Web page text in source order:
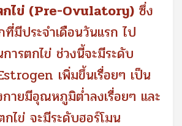
กไข่ (Pre-Ovulatory) ซึ่ง
ที่มีประจำเดือนวันแรก ไป
ารตกไข่ ช่วงนี้จะมีระดับ
เพิ่มขึ้นเรื่อยๆ เป็น
กายมีอุณหภูมิต่ำลงเรื่อยๆ และ
กไข่ จะมีระดับฮอร์โมน